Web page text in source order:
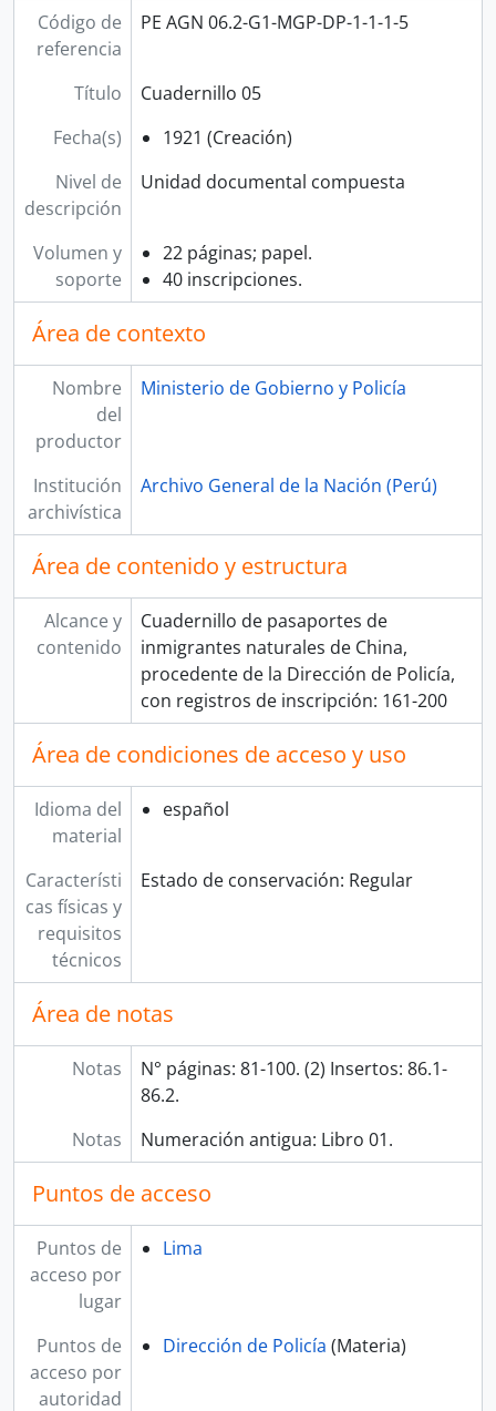
[Unidad de instalación] LIBRO 17
[Unidad de instalación] LIBRO 20
[Unidad de instalación] LIBRO 21
[Unidad de instalación] LIBRO 22
[Unidad de instalación] LIBRO 23
[Subserie] ESPAÑA
[Subserie] INGLATERRA
[Subserie] ALEMANIA
[Subserie] ESTADOS UNIDOS
[Subserie] SUDAMÉRICA
[Fondo] MINISTERIO DE HACIENDA Y COMERCIO
[Fondo] COMISIÓN NACIONAL DEL SESQUICENTENARIO DE LA INDEPENDENCIA DEL PERÚ
[Fondo] ARCHIVO AGRARIO
[Agrupación documental] FONDOS FÁCTICOS
[Agrupación documental] PROTOCOLOS NOTARIALES
[Agrupación documental] COLECCIONES
Código de
referencia
PE AGN 06.2-G1-MGP-DP-1-1-1-5
Título
Cuadernillo 05
Fecha(s)
1921 (Creación)
Nivel de
descripción
Unidad documental compuesta
Volumen y
soporte
22 páginas; papel.
40 inscripciones.
Área de contexto
Nombre
del
productor
Ministerio de Gobierno y Policía
Institución
archivística
Archivo General de la Nación (Perú)
Área de contenido y estructura
Alcance y
contenido
Cuadernillo de pasaportes de
inmigrantes naturales de China,
procedente de la Dirección de Policía,
con registros de inscripción: 161-200
Área de condiciones de acceso y uso
Idioma del
material
español
Característi
cas físicas y
requisitos
técnicos
Estado de conservación: Regular
Área de notas
Notas
N° páginas: 81-100. (2) Insertos: 86.1-
86.2.
Notas
Numeración antigua: Libro 01.
Puntos de acceso
Puntos de
acceso por
lugar
Lima
Puntos de
acceso por
autoridad
Dirección de Policía (Materia)